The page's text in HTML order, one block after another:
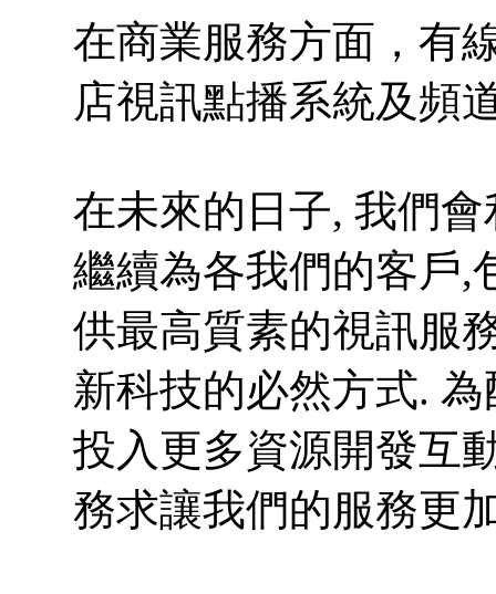
在商業服務方面，有
店視訊點播系統及頻
在未來的日子, 我們
繼續為各我們的客戶,
供最高質素的視訊服
新科技的必然方式.
投入更多資源開發互
務求讓我們的服務更